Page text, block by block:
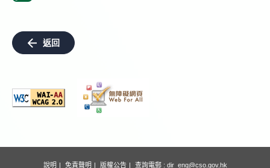
返回
說明 免責聲明 版權公告 查詢電郵 : dir_enq@cso.gov.hk